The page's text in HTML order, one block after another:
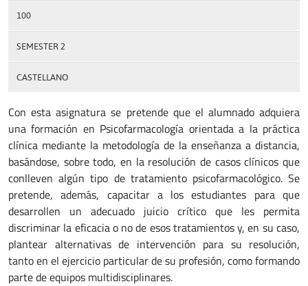
100
SEMESTER 2
CASTELLANO
Con esta asignatura se pretende que el alumnado adquiera
una formación en Psicofarmacología orientada a la práctica
clínica mediante la metodología de la enseñanza a distancia,
basándose, sobre todo, en la resolución de casos clínicos que
conlleven algún tipo de tratamiento psicofarmacológico. Se
pretende, además, capacitar a los estudiantes para que
desarrollen un adecuado juicio crítico que les permita
discriminar la eficacia o no de esos tratamientos y, en su caso,
plantear alternativas de intervención para su resolución,
tanto en el ejercicio particular de su profesión, como formando
parte de equipos multidisciplinares.